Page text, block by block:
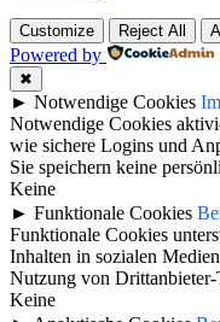
Customize Reject All
Powered by
✖
► Notwendige Cookies
Notwendige Cookies
wie sichere Logins und
Sie speichern keine
Keine
► Funktionale Cookies
Funktionale Cookies
Inhalten in sozialen
Nutzung von Drittanbieter-
Keine